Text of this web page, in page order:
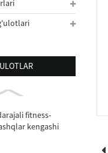
fitness-
kengashi